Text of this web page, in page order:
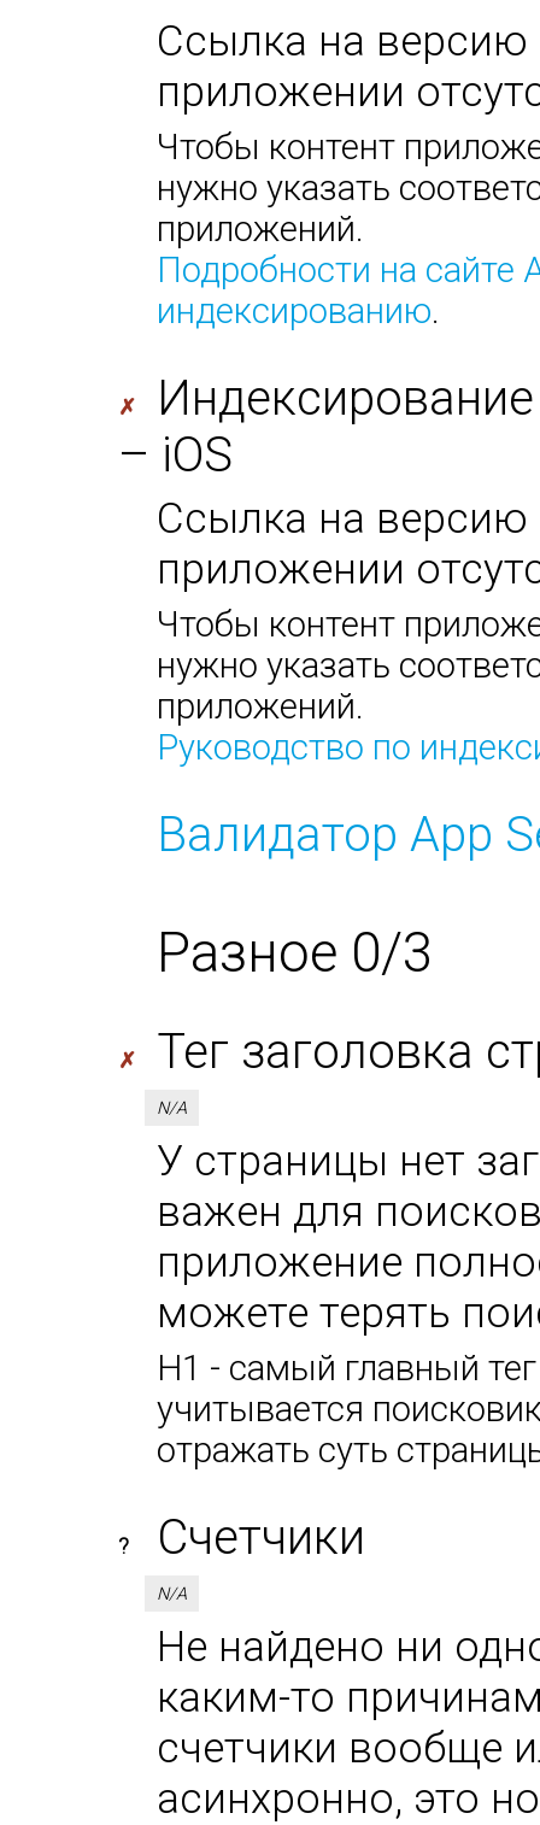
Ссылка на версию
приложении
Чтобы контент
нужно указать
приложений.
Подробности на сайте
индексированию.
✗
– iOS
Ссылка на версию
приложении
Чтобы контент
нужно указать
приложений.
Руководство по
Валидатор App
Разное 0/3
✗ Тег заголовка
N/A
У страницы нет
важен для
приложение
можете терять
H1 - самый главный
учитывается
отражать суть
? Счетчики
N/A
Не найдено ни
каким-то
счетчики вообще
асинхронно, это